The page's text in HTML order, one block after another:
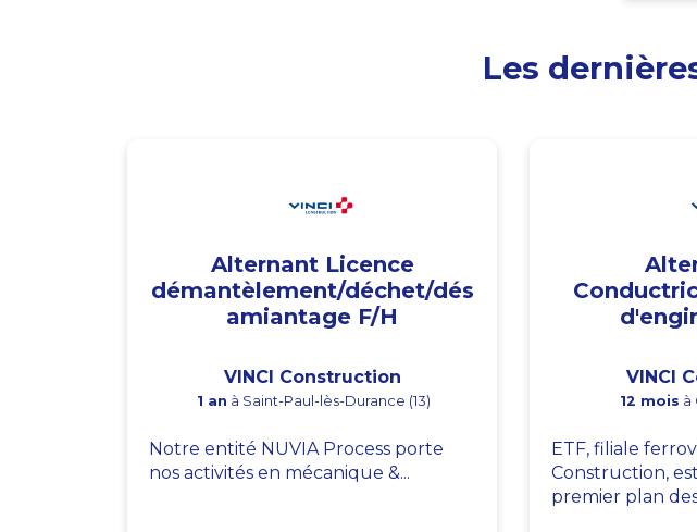
Les
Alternant Licence
démantèlement/déchet/dés
amiantage F/H
VINCI Construction
1 an à Saint-Paul-lès-Durance (13)
Notre entité NUVIA Process porte
nos activités en mécanique &...
VINCI
12 mois à
ETF, filiale
Construction,
premier plan